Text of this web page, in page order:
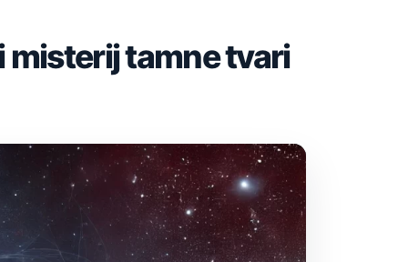
misterij tamne tvari